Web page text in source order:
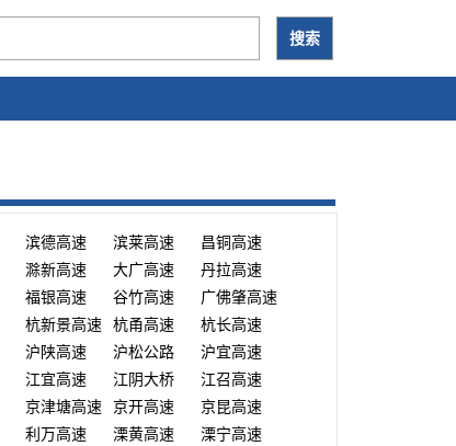
滨德高速 滨莱高速
昌铜高速
滁新高速 大广高速
丹拉高速
福银高速 谷竹高速
广佛肇高速
杭新景高速 杭甬高速
杭长高速
沪陕高速 沪松公路
沪宜高速
江宜高速 江阴大桥
江召高速
京津塘高速 京开高速
京昆高速
利万高速 溧黄高速
溧宁高速